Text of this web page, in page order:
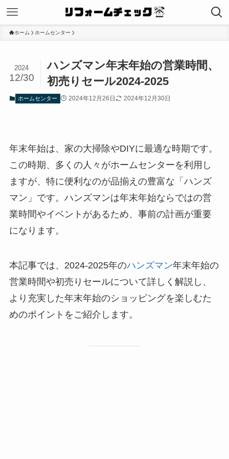
ホーム ホームセンター
ハンズマン年末年始の営業時間、
初売りセール2024-2025
2024
12/30
ホームセンター 2024年12月26日 2024年12月30日
年末年始は、家の大掃除やDIYに最適な時期です。
この時期、多くの人々がホームセンターを利用し
ますが、特に便利なのが品揃えの豊富な「ハンズ
マン」です。ハンズマンは年末年始ならではの営
業時間やイベントがあるため、事前の計画が重要
になります。
本記事では、2024-2025年のハンズマン年末年始の
営業時間や初売りセールについて詳しく解説し、
より充実した年末年始のショッピングを楽しむた
めのポイントをご紹介します。